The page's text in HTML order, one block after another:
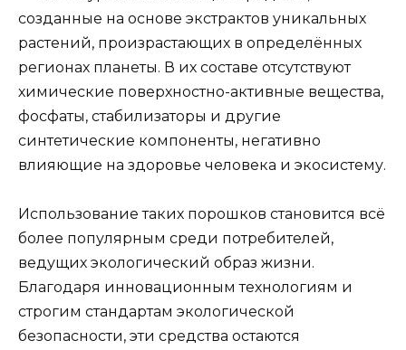
созданные на основе экстрактов уникальных
растений, произрастающих в определённых
регионах планеты. В их составе отсутствуют
химические поверхностно-активные вещества,
фосфаты, стабилизаторы и другие
синтетические компоненты, негативно
влияющие на здоровье человека и экосистему.
Использование таких порошков становится всё
более популярным среди потребителей,
ведущих экологический образ жизни.
Благодаря инновационным технологиям и
строгим стандартам экологической
безопасности, эти средства остаются